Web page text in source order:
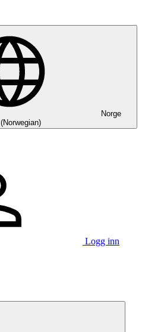
Norge
(Norwegian)
Logg inn